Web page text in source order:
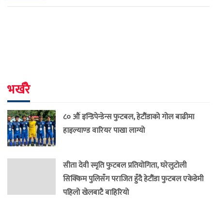
भर्खरै
८० औं इन्डिपेन्डेन्स फुटबल, हेटौंडाको गोल बाढीमा
हाइल्याण्ड वारियर पाखा लाग्यो
सीता देवी स्मृति फुटबल प्रतियोगिता, घरेलुटोली
सिक्किम पुलिसँग पराजित हुँदै हेटौंडा फुटबल एकेडेमी
पहिलो खेलबाटै बाहिरियो